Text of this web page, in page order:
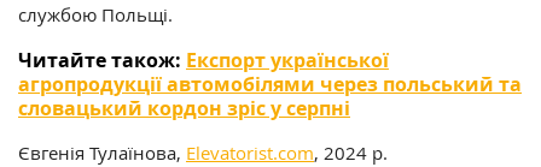
службою Польщі.
Читайте також: Експорт української
агропродукції автомобілями через польський та
словацький кордон зріс у серпні
Євгенія Тулаїнова, Elevatorist.com, 2024 р.